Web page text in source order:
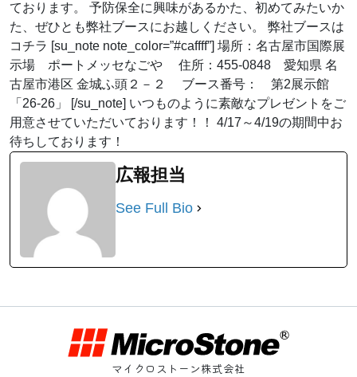
ております。 予防保全に興味があるかた、初めてみたいか
た、ぜひとも弊社ブースにお越しください。 弊社ブースは
コチラ [su_note note_color=”#caffff”] 場所：名古屋市国際展
示場 ポートメッセなごや 住所：455-0848 愛知県 名
古屋市港区 金城ふ頭２－２ ブース番号： 第2展示館
「26-26」 [/su_note] いつものように素敵なプレゼントをご
用意させていただいております！！ 4/17～4/19の期間中お
待ちしております！
広報担当
See Full Bio
マイクロストーン株式会社